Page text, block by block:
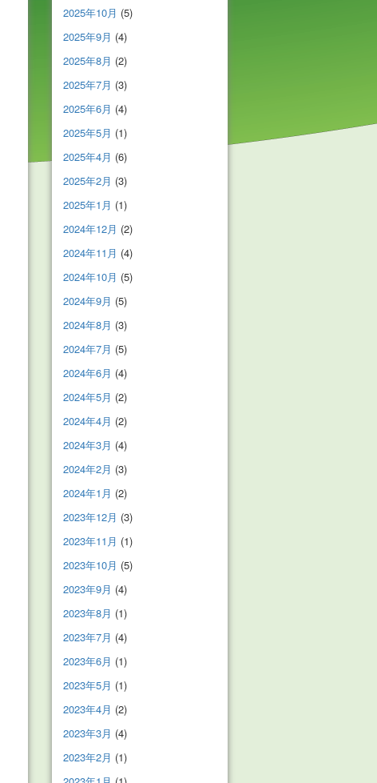
2025年10月 (5)
2025年9月 (4)
2025年8月 (2)
2025年7月 (3)
2025年6月 (4)
2025年5月 (1)
2025年4月 (6)
2025年2月 (3)
2025年1月 (1)
2024年12月 (2)
2024年11月 (4)
2024年10月 (5)
2024年9月 (5)
2024年8月 (3)
2024年7月 (5)
2024年6月 (4)
2024年5月 (2)
2024年4月 (2)
2024年3月 (4)
2024年2月 (3)
2024年1月 (2)
2023年12月 (3)
2023年11月 (1)
2023年10月 (5)
2023年9月 (4)
2023年8月 (1)
2023年7月 (4)
2023年6月 (1)
2023年5月 (1)
2023年4月 (2)
2023年3月 (4)
2023年2月 (1)